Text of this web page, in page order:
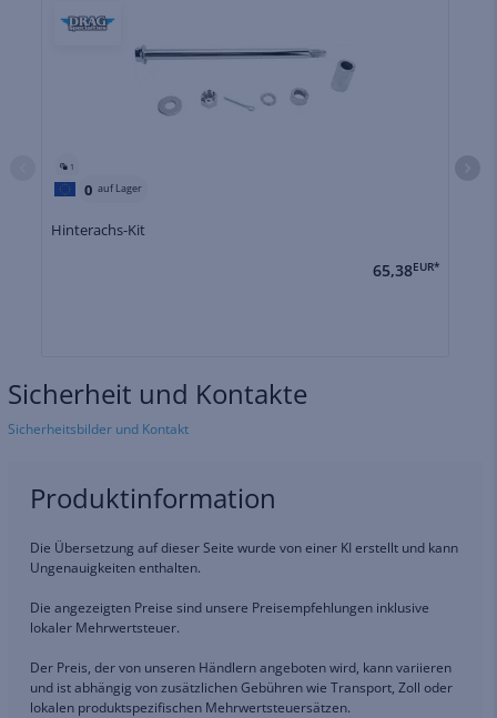
1
0 auf Lager
Hinterachs-Kit
65,38EUR*
Sicherheit und Kontakte
Sicherheitsbilder und Kontakt
Produktinformation
Die Übersetzung auf dieser Seite wurde von einer KI erstellt und kann
Ungenauigkeiten enthalten.
Die angezeigten Preise sind unsere Preisempfehlungen inklusive
lokaler Mehrwertsteuer.
Der Preis, der von unseren Händlern angeboten wird, kann variieren
und ist abhängig von zusätzlichen Gebühren wie Transport, Zoll oder
lokalen produktspezifischen Mehrwertsteuersätzen.